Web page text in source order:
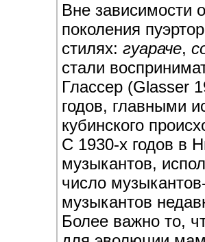
Вне зависимости
поколения
стилях: гуараче,
стали
Глассер (Glasser
годов, главными
кубинского
С 1930-х годов в
музыкантов,
число
музыкантов
Более важно то,